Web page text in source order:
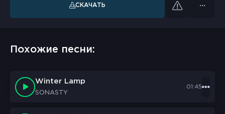
СКАЧАТЬ
Похожие песни:
Winter Lamp
SONASTY
01:45